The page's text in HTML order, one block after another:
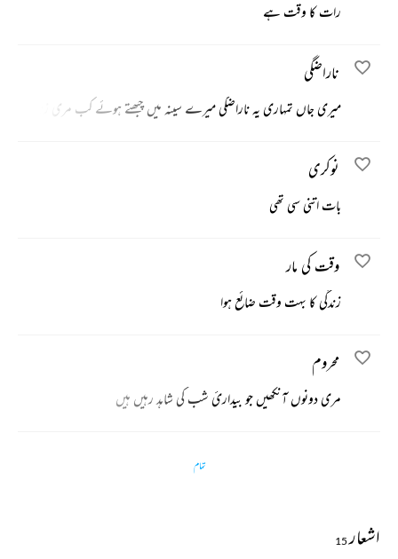
رات کا وقت ہے
ناراضگی
میری جاں تمہاری یہ ناراضگی میرے سینہ میں چبھتے ہوئے کب مری زندگی کو
نوکری
بات اتنی سی تھی
وقت کی مار
زندگی کا بہت وقت ضائع ہوا
محروم
مری دونوں آنکھیں جو بیدارئ شب کی شاہد رہیں ہیں
تمام
اشعار15